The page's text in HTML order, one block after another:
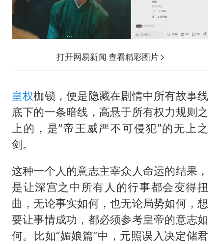
打开网易新闻 查看精彩图片
皇权枷锁，便是隐藏在剧情中所有故事线
底下的一条暗线，高悬于所有权力规则之
上的，是“帝王威严不可侵犯”的无上之
剑。
这种一个人的意志主宰众人命运的结果，
是让深宫之中所有人的行事都会变得扭
曲，无论事实如何，也无论局势如何，想
要让事情成功，都必须参考皇帝的意志如
何。比如“媚娘篇”中，元照误入决定储君